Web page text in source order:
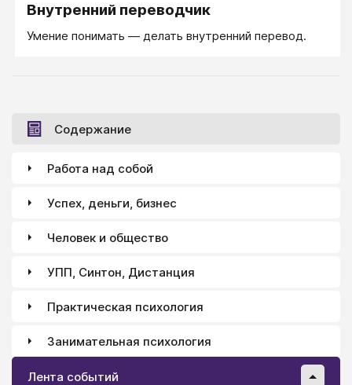
Внутренний переводчик
Умение понимать — делать внутренний перевод.
Содержание
Работа над собой
Успех, деньги, бизнес
Человек и общество
УПП, Синтон, Дистанция
Практическая психология
Занимательная психология
Лента событий